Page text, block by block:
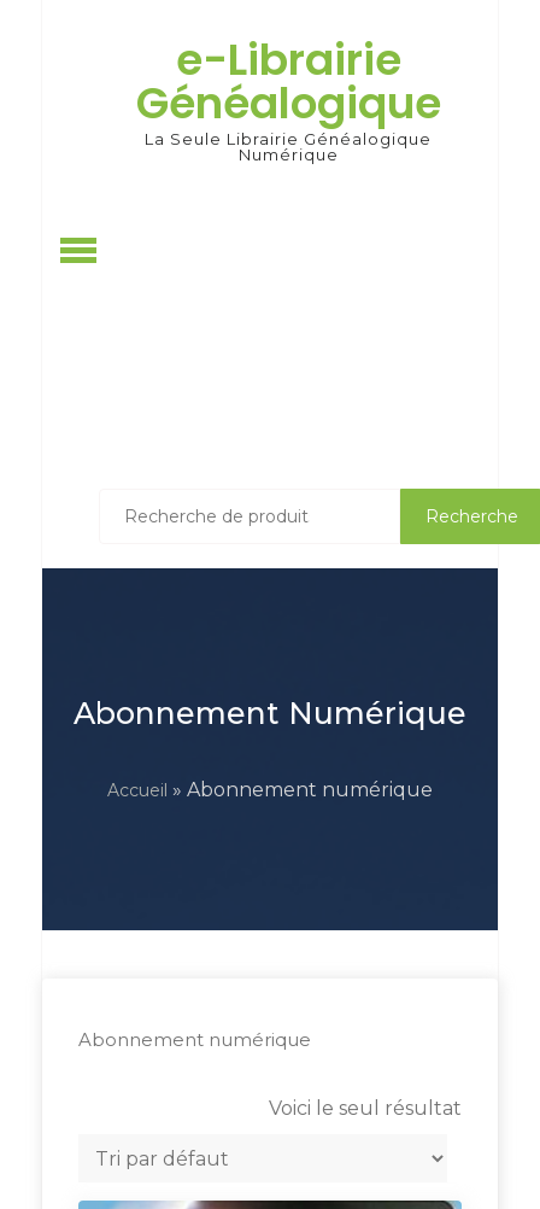
e-Librairie
Généalogique
La Seule Librairie Généalogique
Numérique
pour :
Recherche
Abonnement Numérique
Accueil » Abonnement numérique
Abonnement numérique
Voici le seul résultat